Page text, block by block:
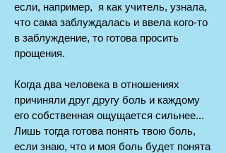
если, например, я как учитель, узнала,
что сама заблуждалась и ввела кого-то
в заблуждение, то готова просить
прощения.
Когда два человека в отношениях
причиняли друг другу боль и каждому
его собственная ощущается сильнее...
Лишь тогда готова понять твою боль,
если знаю, что и моя боль будет понята